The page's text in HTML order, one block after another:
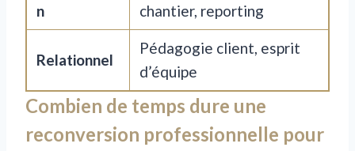
n
chantier, reporting
Relationnel
Pédagogie client, esprit
d’équipe
Combien de temps dure une
reconversion professionnelle pour